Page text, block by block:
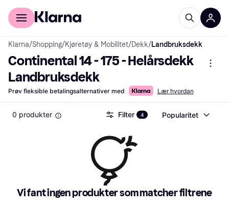
For kunder
Klarna/Shopping/Kjøretøy & Mobilitet/Dekk/Landbruksdekk
Continental 14 - 175 - Helårsdekk
Landbruksdekk
Prøv fleksible betalingsalternativer med Lær hvordan
0 produkter Filter 4 Popularitet
Vi fant ingen produkter som matcher filtrene